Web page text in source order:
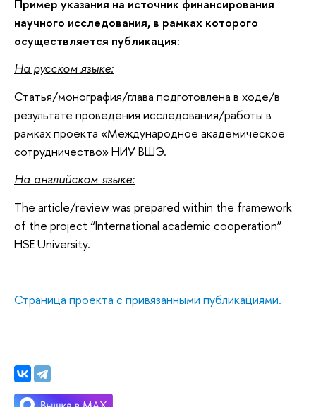
Пример указания на источник финансирования
научного исследования, в рамках которого
осуществляется публикация:
На русском языке:
Статья/монография/глава подготовлена в ходе/в
результате проведения исследования/работы в
рамках проекта «Международное академическое
сотрудничество» НИУ ВШЭ.
На английском языке:
The article/review was prepared within the framework
of the project “International academic cooperation”
HSE University.
Страница проекта с привязанными публикациями.